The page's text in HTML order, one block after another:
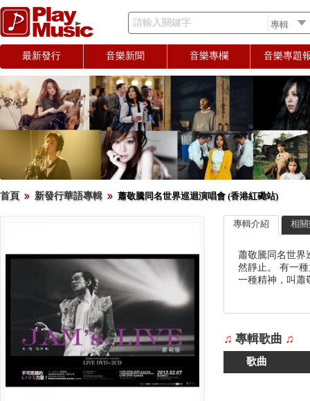
請輸入關鍵字
最新發行 音樂新聞 音樂專欄 音樂專題
首頁 新發行華語專輯 蕭敬騰同名世界巡迴演唱會 (香港紅磡站)
專輯介紹 相
蕭敬騰同名世界
然靜止。 有一
一種精神，叫蕭
♫ 專輯歌曲 ♫
歌曲